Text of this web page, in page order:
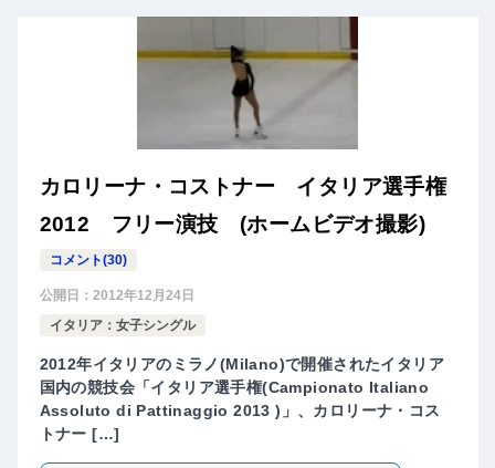
カロリーナ・コストナー イタリア選手権
2012 フリー演技 (ホームビデオ撮影)
コメント(30)
公開日： 2012年12月24日
イタリア：女子シングル
2012年イタリアのミラノ(Milano)で開催されたイタリア
国内の競技会「イタリア選手権(Campionato Italiano
Assoluto di Pattinaggio 2013 )」、カロリーナ・コス
トナー […]